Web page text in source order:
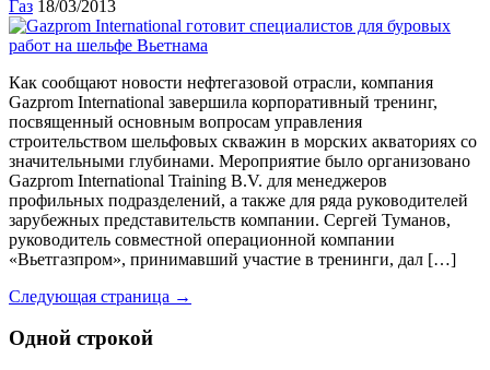
Газ 18/03/2013
Как сообщают новости нефтегазовой отрасли, компания
Gazprom International завершила корпоративный тренинг,
посвященный основным вопросам управления
строительством шельфовых скважин в морских акваториях со
значительными глубинами. Мероприятие было организовано
Gazprom International Training B.V. для менеджеров
профильных подразделений, а также для ряда руководителей
зарубежных представительств компании. Сергей Туманов,
руководитель совместной операционной компании
«Вьетгазпром», принимавший участие в тренинги, дал […]
Следующая страница →
Одной строкой